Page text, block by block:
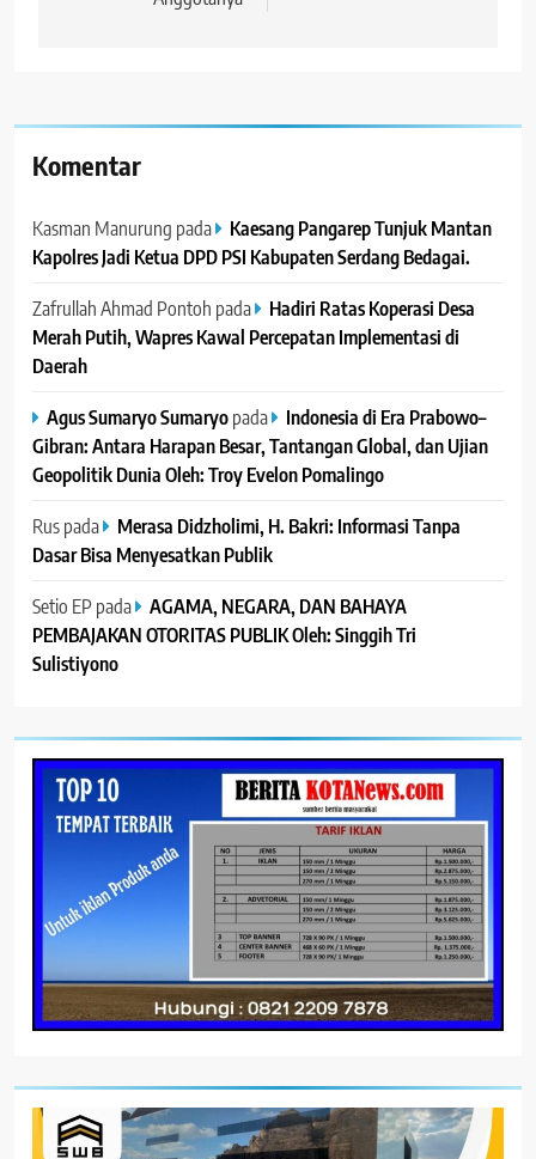
Komentar
Kasman Manurung pada
Kaesang Pangarep Tunjuk Mantan
Kapolres Jadi Ketua DPD PSI Kabupaten Serdang Bedagai. ‎ ‎
Zafrullah Ahmad Pontoh pada
Hadiri Ratas Koperasi Desa
Merah Putih, Wapres Kawal Percepatan Implementasi di
Daerah
Agus Sumaryo Sumaryopada
Indonesia di Era Prabowo–
Gibran: Antara Harapan Besar, Tantangan Global, dan Ujian
Geopolitik Dunia Oleh: Troy Evelon Pomalingo
Ruspada
Merasa Didzholimi, H. Bakri: Informasi Tanpa
Dasar Bisa Menyesatkan Publik
Setio EP pada
AGAMA, NEGARA, DAN BAHAYA
PEMBAJAKAN OTORITAS PUBLIK Oleh: Singgih Tri
Sulistiyono